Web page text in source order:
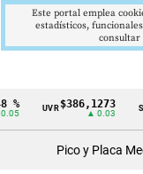
Cintillo
UVR$386,1273
▲ 0.03
Pico y Placa
Este portal emplea
estadísticos,
consultar